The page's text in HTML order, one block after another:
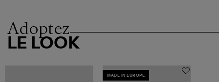
Adoptez
LE LOOK
MADE IN EUROPE